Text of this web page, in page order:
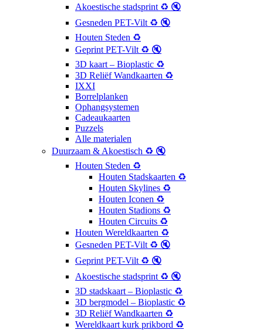
Akoestische stadsprint ♻️ 🔇
Gesneden PET-Vilt ♻️ 🔇
Houten Steden ♻️
Geprint PET-Vilt ♻️ 🔇
3D kaart – Bioplastic ♻️
3D Reliëf Wandkaarten ♻️
IXXI
Borrelplanken
Ophangsystemen
Cadeaukaarten
Puzzels
Alle materialen
Duurzaam & Akoestisch ♻️ 🔇
Houten Steden ♻️
Houten Stadskaarten ♻️
Houten Skylines ♻️
Houten Iconen ♻️
Houten Stadions ♻️
Houten Circuits ♻️
Houten Wereldkaarten ♻️
Gesneden PET-Vilt ♻️ 🔇
Geprint PET-Vilt ♻️ 🔇
Akoestische stadsprint ♻️ 🔇
3D stadskaart – Bioplastic ♻️
3D bergmodel – Bioplastic ♻️
3D Reliëf Wandkaarten ♻️
Wereldkaart kurk prikbord ♻️